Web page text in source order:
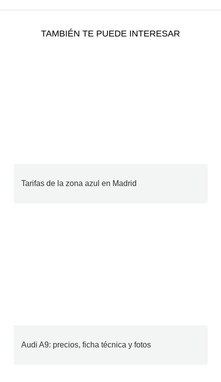
TAMBIÉN TE PUEDE INTERESAR
Tarifas de la zona azul en Madrid
Audi A9: precios, ficha técnica y fotos